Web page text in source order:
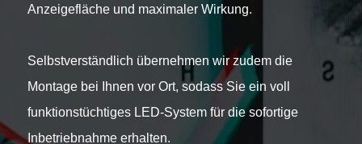
Anzeigefläche und maximaler Wirkung.
Selbstverständlich übernehmen wir zudem die
Montage bei Ihnen vor Ort, sodass Sie ein voll
funktionstüchtiges LED-System für die sofortige
Inbetriebnahme erhalten.